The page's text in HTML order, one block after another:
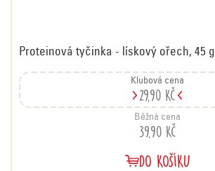
Proteinová tyčinka - lískový ořech, 45 g
Klubová cena
29,90 Kč
Běžná cena
39,90 Kč
DO KOŠÍKU